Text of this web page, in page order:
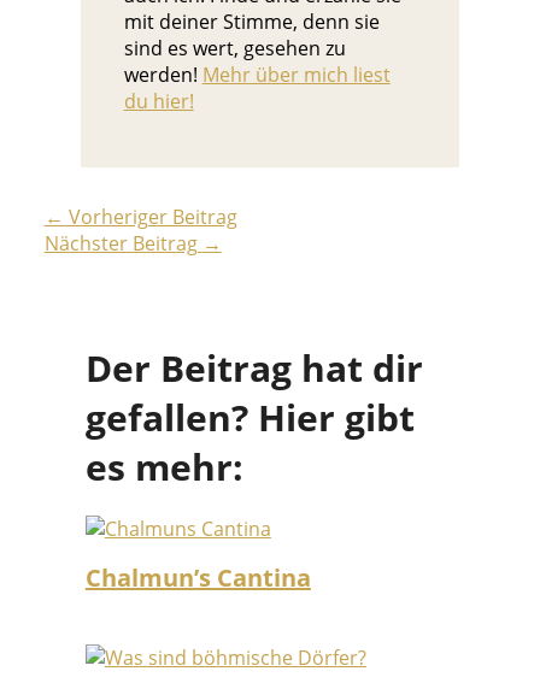
mit deiner Stimme, denn sie
sind es wert, gesehen zu
werden! Mehr über mich liest
du hier!
← Vorheriger Beitrag
Nächster Beitrag →
Der Beitrag hat dir
gefallen? Hier gibt
es mehr:
Chalmun’s Cantina